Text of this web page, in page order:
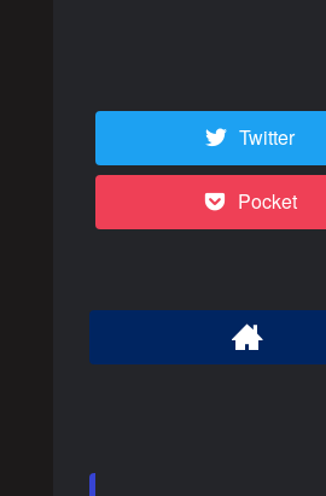
Twitter
Pocket